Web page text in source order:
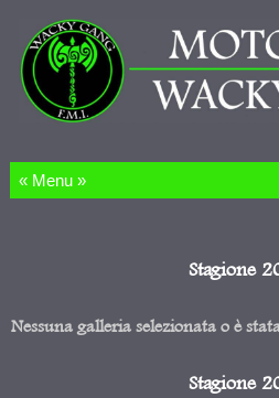
Stagione
Nessuna galleria selezionata o è
Stagione